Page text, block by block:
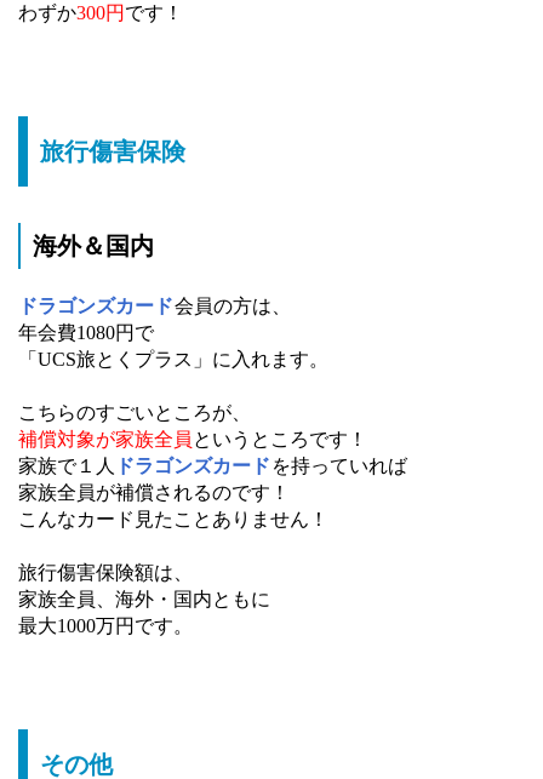
わずか300円 です！
旅行傷害保険
海外＆国内
ドラゴンズカード会員の方は、
年会費1080円で
「UCS旅とくプラス」に入れます。
こちらのすごいところが、
補償対象が家族全員 というところです！
家族で１人
ドラゴンズカード を持っていれば
家族全員が補償されるのです！
こんなカード見たことありません！
旅行傷害保険額は、
家族全員、海外・国内ともに
最大1000万円です。
その他